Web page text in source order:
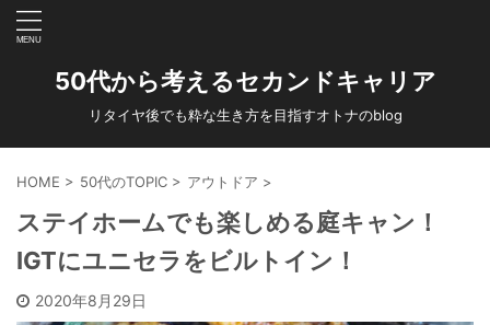
50代から考えるセカンドキャリア
リタイヤ後でも粋な生き方を目指すオトナのblog
HOME > 50代のTOPIC > アウトドア >
ステイホームでも楽しめる庭キャン！
IGTにユニセラをビルトイン！
2020年8月29日